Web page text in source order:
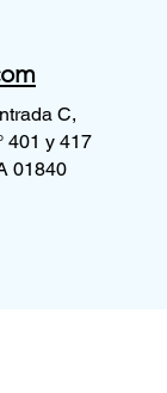
C,
401 y 417
01840